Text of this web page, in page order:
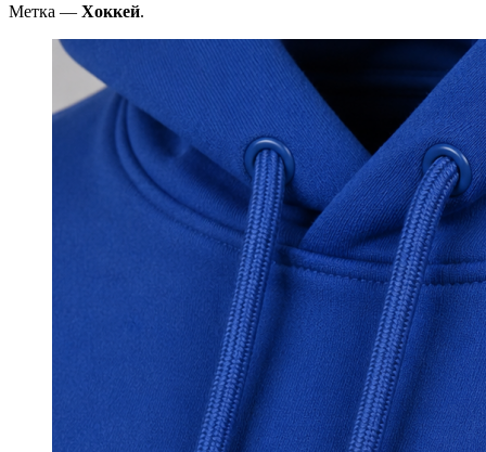
Метка — Хоккей.